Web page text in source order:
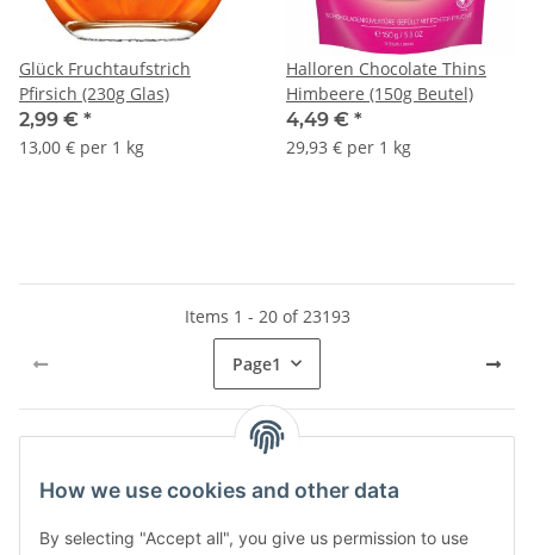
Glück Fruchtaufstrich
Pfirsich (230g Glas)
2,99 € *
13,00 € per 1 kg
Halloren Chocolate Thins
Himbeere (150g Beutel)
4,49 € *
29,93 € per 1 kg
Items 1 - 20 of 23193
Page1
Kategorien
How we use cookies and other data
By selecting "Accept all", you give us permission to use